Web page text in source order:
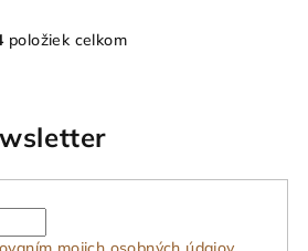
O
á
d
a
položiek celkom